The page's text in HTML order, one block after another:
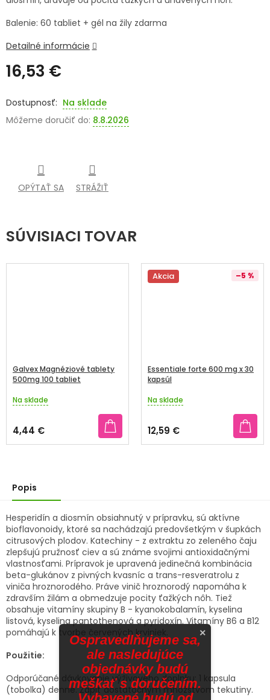
SENIORI
ZNAČKY
Prihlásenie
16,53 €
cena:
Na sklade
Môžeme doručiť do: 8.8.2026
Balenie: 60 tabliet + gél na žily zdarma
Detailné informácie
OPÝTAŤ SA STRÁŽIŤ
SÚVISIACI TOVAR
Galvex Magnéziové tablety
500mg 100 tabliet
Priemerné
produktu
je
4,2
hviezdičiek.
Na sklade
4,44 €
Akcia –5 %
Essentiale forte 600 mg x 30
kapsúl
Priemerné
produktu
je
3,9
Na sklade
12,59 €
Popis
Hesperidín a diosmín obsiahnutý v prípravku, sú aktívne
bioflavonoidy, ktoré sa nachádzajú predovšetkým v šupkách
citrusových plodov. Katechiny - z extraktu zo zeleného čaju
zlepšujú pružnosť ciev a sú známe svojimi antioxidačnými
vlastnosťami. Prípravok je upravená jedinečná kombinácia
beta-glukánov z pivných kvasníc a trans-resveratrolu z
viniča hroznorodého. Práve vinič hroznorodý napomáha k
zdravším žilám a obmedzuje pocity ťažkých nôh. Tiež
obsahuje vitamíny skupiny B - kyanokobalamín, kyselina
listová, kyselina pantothenová a pyridoxín. Vitamíny B6 a B12
pomáhajú k tvorbe červených krviniek.
Použitie:
Odporúčané dávkovanie výživového doplnku: 1 kapsula
(tobolka) denne. Zapiť dostatočným množstvom tekutiny.
×
Ospravedlňujeme sa,
ale nasledujúce
objednávky budú
meškať s doručením.